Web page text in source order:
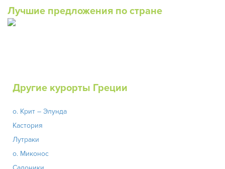
Лучшие предложения по стране
Другие курорты Греции
о. Крит – Элунда
Кастория
Лутраки
о. Миконос